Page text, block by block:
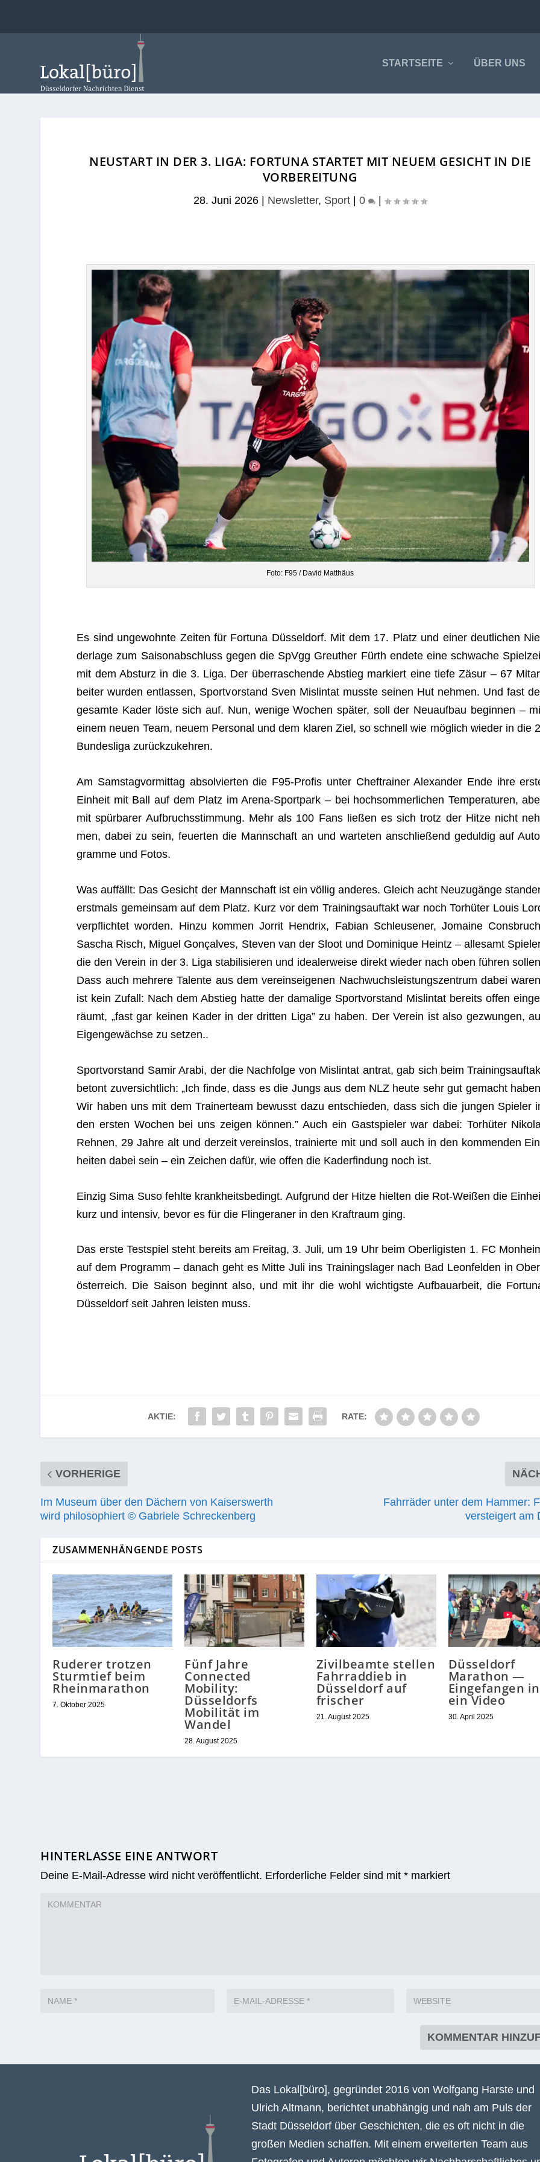
STARTSEITE ÜBER UNS
NEUSTART IN DER 3. LIGA: FORTUNA STARTET MIT NEUEM GESICHT IN DIE
VORBEREITUNG
28. Juni 2026 Newsletter, Sport |0 |
Foto: F95 / David Matthäus
Es sind unge­wohnte Zei­ten für For­tuna Düs­sel­dorf. Mit dem 17. Platz und einer deut­li­chen
der­lage zum Sai­son­ab­schluss gegen die SpVgg Greu­ther Fürth endete eine schwa­che
mit dem Absturz in die 3. Liga. Der über­ra­schende Abstieg mar­kiert eine tiefe Zäsur – 67
bei­ter wur­den ent­las­sen, Sport­vor­stand Sven Mislin­tat musste sei­nen Hut neh­men. Und fast
gesamte Kader löste sich auf. Nun, wenige Wochen spä­ter, soll der Neu­auf­bau begin­nen –
einem neuen Team, neuem Per­so­nal und dem kla­ren Ziel, so schnell wie mög­lich wie­der in die
Bun­des­liga zurückzukehren.
Am Sams­tag­vor­mit­tag absol­vier­ten die F95-Pro­fis unter Chef­trai­ner Alex­an­der Ende ihre
Ein­heit mit Ball auf dem Platz im Arena-Sport­park – bei hoch­som­mer­li­chen Tem­pe­ra­tu­ren,
mit spür­ba­rer Auf­bruchs­stim­mung. Mehr als 100 Fans lie­ßen es sich trotz der Hitze nicht
men, dabei zu sein, feu­er­ten die Mann­schaft an und war­te­ten anschlie­ßend gedul­dig auf
gramme und Fotos.
Was auf­fällt: Das Gesicht der Mann­schaft ist ein völ­lig ande­res. Gleich acht Neu­zu­gänge
erst­mals gemein­sam auf dem Platz. Kurz vor dem Trai­nings­auf­takt war noch Tor­hü­ter Louis
ver­pflich­tet wor­den. Hinzu kom­men Jor­rit Hen­drix, Fabian Schleu­se­ner, Jomaine
Sascha Risch, Miguel Gon­çal­ves, Ste­ven van der Sloot und Domi­ni­que Heintz – alle­samt
die den Ver­ein in der 3. Liga sta­bi­li­sie­ren und idea­ler­weise direkt wie­der nach oben füh­ren
Dass auch meh­rere Talente aus dem ver­eins­ei­ge­nen Nach­wuchs­leis­tungs­zen­trum dabei
ist kein Zufall: Nach dem Abstieg hatte der dama­lige Sport­vor­stand Mislin­tat bereits offen
räumt, „fast gar kei­nen Kader in der drit­ten Liga” zu haben. Der Ver­ein ist also gezwun­gen,
Eigen­ge­wächse zu set­zen..
Sport­vor­stand Samir Arabi, der die Nach­folge von Mislin­tat antrat, gab sich beim
betont zuver­sicht­lich: „Ich finde, dass es die Jungs aus dem NLZ heute sehr gut gemacht
Wir haben uns mit dem Trai­ner­team bewusst dazu ent­schie­den, dass sich die jun­gen Spie­ler
den ers­ten Wochen bei uns zei­gen kön­nen.” Auch ein Gast­spie­ler war dabei: Tor­hü­ter
Reh­nen, 29 Jahre alt und der­zeit ver­eins­los, trai­nierte mit und soll auch in den kom­men­den
hei­ten dabei sein – ein Zei­chen dafür, wie offen die Kad­er­fin­dung noch ist.
Ein­zig Sima Suso fehlte krank­heits­be­dingt. Auf­grund der Hitze hiel­ten die Rot-Wei­ßen die
kurz und inten­siv, bevor es für die Flin­ge­ra­ner in den Kraft­raum ging.
Das erste Test­spiel steht bereits am Frei­tag, 3. Juli, um 19 Uhr beim Ober­li­gis­ten 1. FC
auf dem Pro­gramm – danach geht es Mitte Juli ins Trai­nings­la­ger nach Bad Leon­fel­den in
ös­ter­reich. Die Sai­son beginnt also, und mit ihr die wohl wich­tigste Auf­bau­ar­beit, die
Düs­sel­dorf seit Jah­ren leis­ten muss.
AKTIE: RATE:
VORHERIGE
Im Museum über den Dächern von Kaiserswerth
wird philosophiert © Gabriele Schreckenberg
Fahrräder unter dem Hammer:
versteigert am
ZUSAMMENHÄNGENDE POSTS
Ruderer trotzen
Sturmtief beim
Rheinmarathon
7. Oktober 2025
Fünf Jahre
Connected
Mobility:
Düsseldorfs
Mobilität im
Wandel
28. August 2025
Zivilbeamte stellen
Fahrraddieb in
Düsseldorf auf
frischer
21. August 2025
Düsseldorf
Marathon —
Eingefangen in
ein Video
30. April 2025
HINTERLASSE EINE ANTWORT
Deine E-Mail-Adresse wird nicht veröffentlicht. Erforderliche Felder sind mit* markiert
Das Lokal[büro], gegründet 2016 von Wolfgang Harste und
Ulrich Altmann, berichtet unabhängig und nah am Puls der
Stadt Düsseldorf über Geschichten, die es oft nicht in die
großen Medien schaffen. Mit einem erweiterten Team aus